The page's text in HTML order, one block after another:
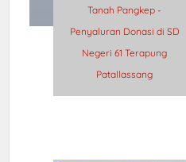
Tanah Pangkep -
Penyaluran Donasi di SD
Negeri 61 Terapung
Patallassang